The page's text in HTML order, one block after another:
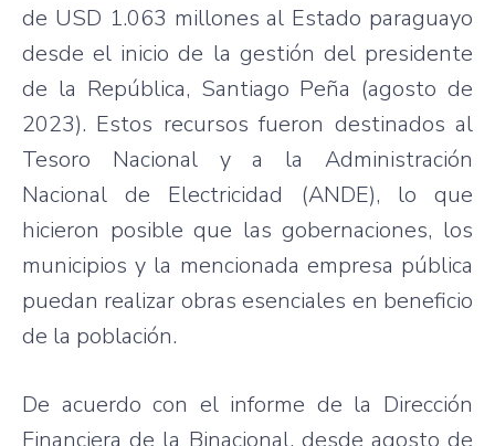
de USD 1.063 millones al Estado paraguayo
desde el inicio de la gestión del presidente
de la República, Santiago Peña (agosto de
2023). Estos recursos fueron destinados al
Tesoro Nacional y a la Administración
Nacional de Electricidad (ANDE), lo que
hicieron posible que las gobernaciones, los
municipios y la mencionada empresa pública
puedan realizar obras esenciales en beneficio
de la población.
De acuerdo con el informe de la Dirección
Financiera de la Binacional, desde agosto de